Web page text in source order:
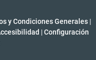
y Condiciones Generales |
| Configuración